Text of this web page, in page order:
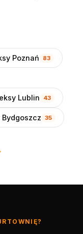
Poznań 83
Lublin 43
Bydgoszcz 35